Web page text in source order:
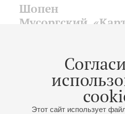
Этот сайт использует
Шопен
Мусоргский.
: Ноктюрн до диез
мажор, соч. 15 № 1, Баллада
минор, Скерцо № 3, Мазурки